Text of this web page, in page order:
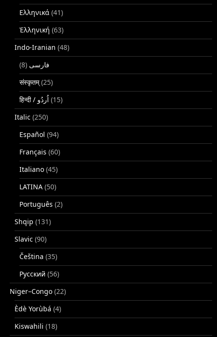
Ελληνικά (41)
Ἑλληνική (63)
Indo-Iranian (48)
فارسی (8)
संस्कृतम्(25)
(15)
Italic (250)
Español (94)
Français (60)
Italiano (45)
LATINA (50)
Português (2)
Shqip (131)
Slavic (90)
Čeština (35)
Русский (56)
Niger–Congo (22)
Èdè Yorùbá (4)
Kiswahili (18)